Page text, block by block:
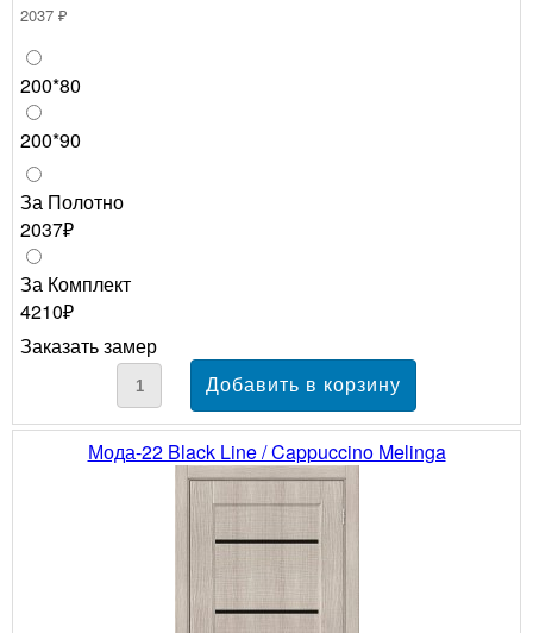
2037 ₽
200*80
200*90
За Полотно
2037₽
За Комплект
4210₽
Заказать замер
Мода-22 Black Line / Cappuccino Melinga